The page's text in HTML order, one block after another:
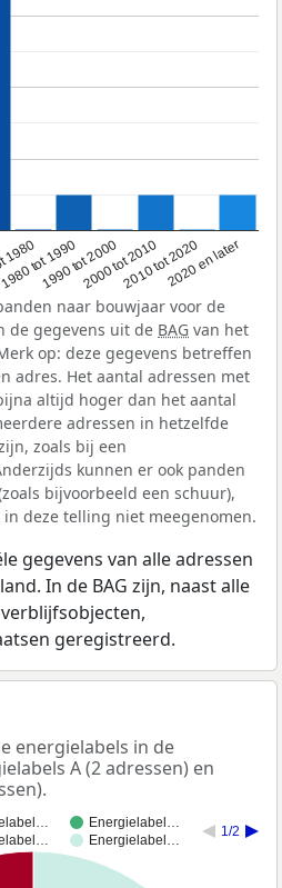
tot 1990
1990 tot 20002000 tot 20102010 tot 20202020 en later
naar bouwjaar voor de
de gegevens uit de BAG van het
op: deze gegevens betreffen
adres. Het aantal adressen met
altijd hoger dan het aantal
adressen in hetzelfde
zoals bij een
kunnen er ook panden
bijvoorbeeld een schuur),
deze telling niet meegenomen.
gegevens van alle adressen
In de BAG zijn, naast alle
geregistreerd.
energielabels in de
A (2 adressen) en
Energielabel…
Energielabel…
1/2